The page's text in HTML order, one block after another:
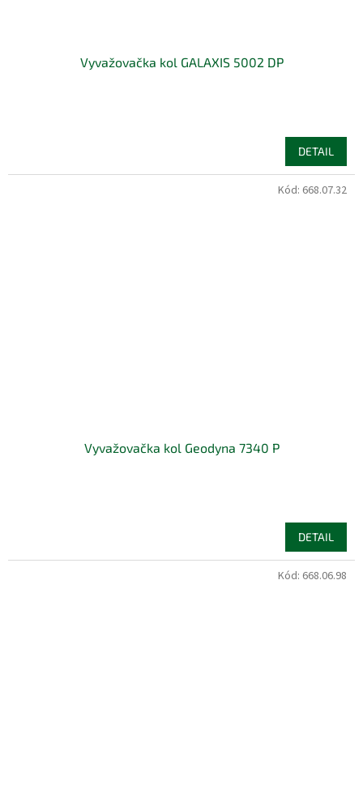
Vyvažovačka kol GALAXIS 5002 DP
DETAIL
Vyvažovačka kol Geodyna 7340 P
DETAIL
Kód: 668.07.32
Kód: 668.06.98